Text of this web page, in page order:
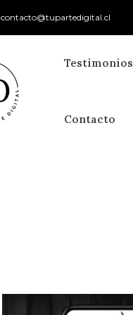
contacto@tupartedigital.cl
Testimonios
Contacto